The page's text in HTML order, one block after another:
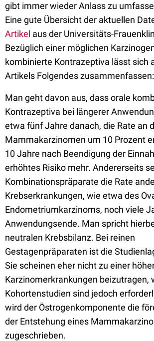
gibt immer wieder Anlass zu
Eine gute Übersicht der aktuellen
Artikel aus der Universitäts-
Bezüglich einer möglichen
kombinierte Kontrazeptiva lässt sich
Artikels Folgendes zusammenfassen:
Man geht davon aus, dass orale
Kontrazeptiva bei längerer
etwa fünf Jahre danach, die Rate an
Mammakarzinomen um 10 Prozent
10 Jahre nach Beendigung der
erhöhtes Risiko mehr. Andererseits
Kombinationspräparate die Rate
Krebserkrankungen, wie etwa des
Endometriumkarzinoms, noch viele
Anwendungsende. Man spricht
neutralen Krebsbilanz. Bei reinen
Gestagenpräparaten ist die
Sie scheinen eher nicht zu einer
Karzinomerkrankungen beizutragen,
Kohortenstudien sind jedoch
wird der Östrogenkomponente die
der Entstehung eines
zugeschrieben.